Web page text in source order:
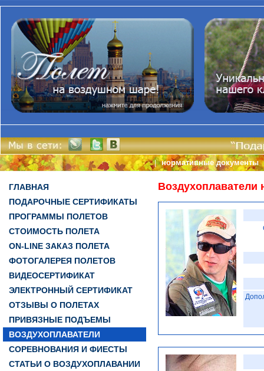
|нормативные документы
ГЛАВНАЯ
ПОДАРОЧНЫЕ СЕРТИФИКАТЫ
ПРОГРАММЫ ПОЛЕТОВ
СТОИМОСТЬ ПОЛЕТА
ON-LINE ЗАКАЗ ПОЛЕТА
ФОТОГАЛЕРЕЯ ПОЛЕТОВ
ВИДЕОСЕРТИФИКАТ
ЭЛЕКТРОННЫЙ СЕРТИФИКАТ
ОТЗЫВЫ О ПОЛЕТАХ
ПРИВЯЗНЫЕ ПОДЪЕМЫ
ВОЗДУХОПЛАВАТЕЛИ
СОРЕВНОВАНИЯ И ФИЕСТЫ
СТАТЬИ О ВОЗДУХОПЛАВАНИИ
Воздухоплаватели